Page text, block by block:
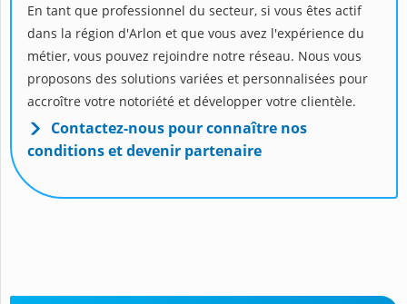
En tant que professionnel du secteur, si vous êtes actif
dans la région d'Arlon et que vous avez l'expérience du
métier, vous pouvez rejoindre notre réseau. Nous vous
proposons des solutions variées et personnalisées pour
accroître votre notoriété et développer votre clientèle.
Contactez-nous pour connaître nos
conditions et devenir partenaire